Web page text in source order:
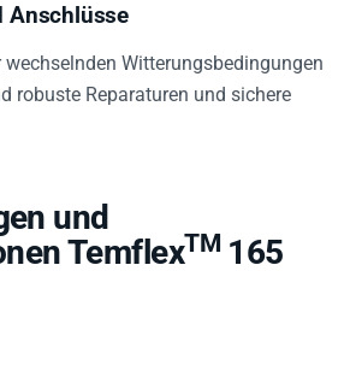
Anschlüsse
wechselnden Witterungsbedingungen
robuste Reparaturen und sichere
und
TemflexTM 165